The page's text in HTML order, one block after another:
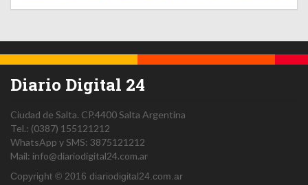
Diario Digital 24
Ciudad de Salta. CP.4400Salta Argentina
Tel.: (0387) 155121212
WhatsApp y SMS: 3875121212
Mail: info@diariodigital24.com.ar
Copyright © 2016 diariodigital24.com.ar